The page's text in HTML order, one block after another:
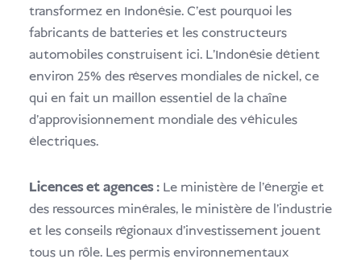
transformez en Indonésie. C'est pourquoi les
fabricants de batteries et les constructeurs
automobiles construisent ici. L'Indonésie détient
environ 25% des réserves mondiales de nickel, ce
qui en fait un maillon essentiel de la chaîne
d'approvisionnement mondiale des véhicules
électriques.
Licences et agences : Le ministère de l'énergie et
des ressources minérales, le ministère de l'industrie
et les conseils régionaux d'investissement jouent
tous un rôle. Les permis environnementaux